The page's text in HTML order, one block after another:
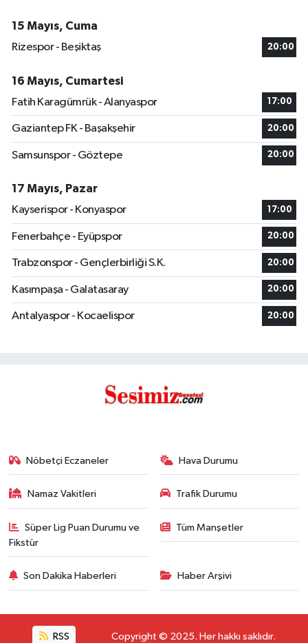
15 Mayıs, Cuma
Rizespor - Beşiktaş
20:00
16 Mayıs, Cumartesi
Fatih Karagümrük - Alanyaspor
17:00
Gaziantep FK - Başakşehir 20:00
Samsunspor - Göztepe 20:00
17 Mayıs, Pazar
Kayserispor - Konyaspor
17:00
Fenerbahçe - Eyüpspor 20:00
Trabzonspor - Gençlerbirliği S.K. 20:00
Kasımpaşa - Galatasaray 20:00
Antalyaspor - Kocaelispor 20:00
Nöbetçi Eczaneler Hava Durumu
Namaz Vakitleri Trafik Durumu
Süper Lig Puan Durumu ve
Fikstür
Tüm Manşetler
Son Dakika Haberleri Haber Arşivi
RSS Copyright © 2025. Her hakkı saklıdır.